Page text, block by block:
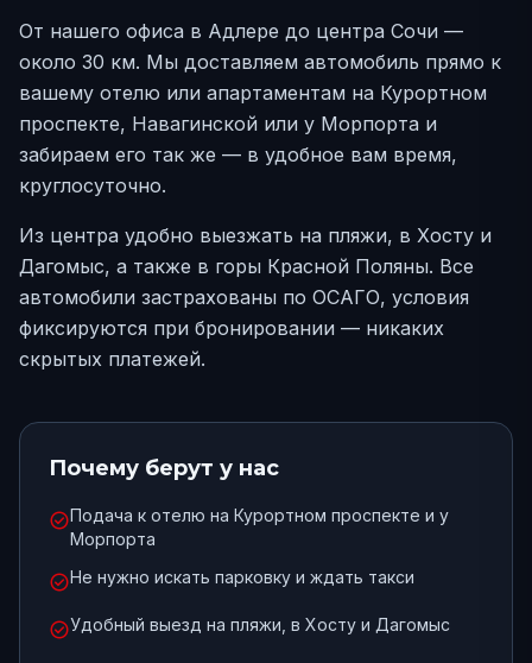
От нашего офиса в Адлере до центра Сочи —
около 30 км. Мы доставляем автомобиль прямо к
вашему отелю или апартаментам на Курортном
проспекте, Навагинской или у Морпорта и
забираем его так же — в удобное вам время,
круглосуточно.
Из центра удобно выезжать на пляжи, в Хосту и
Дагомыс, а также в горы Красной Поляны. Все
автомобили застрахованы по ОСАГО, условия
фиксируются при бронировании — никаких
скрытых платежей.
Почему берут у нас
check_circleПодача к отелю на Курортном проспекте и у
Морпорта
check_circleНе нужно искать парковку и ждать такси
check_circleУдобный выезд на пляжи, в Хосту и Дагомыс